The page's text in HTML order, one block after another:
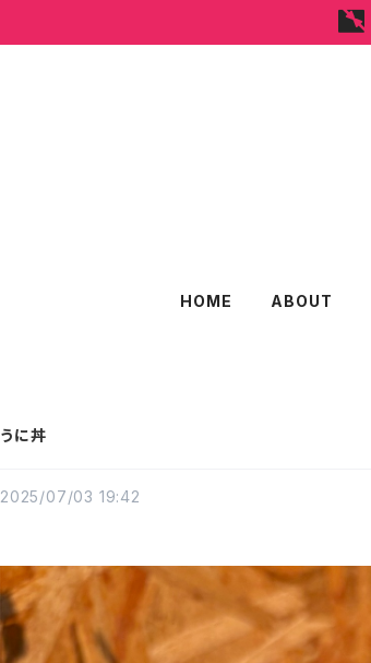
HOME ABOUT
うに丼
2025/07/03 19:42